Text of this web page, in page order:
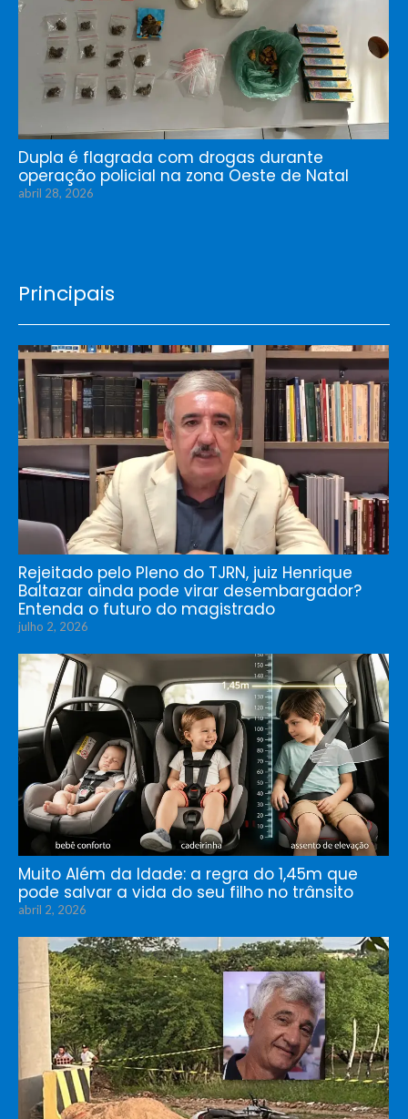
Dupla é flagrada com drogas durante
operação policial na zona Oeste de Natal
abril 28, 2026
Principais
Rejeitado pelo Pleno do TJRN, juiz Henrique
Baltazar ainda pode virar desembargador?
Entenda o futuro do magistrado
julho 2, 2026
Muito Além da Idade: a regra do 1,45m que
pode salvar a vida do seu filho no trânsito
abril 2, 2026